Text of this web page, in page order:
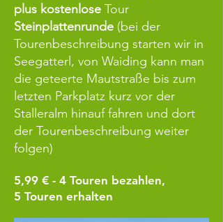
plus kostenlose Tour
Steinplattenrunde (bei der
Tourenbeschreibung starten wir in
Seegatterl, von Waiding kann man
die geteerte Mautstraße bis zum
letzten Parkplatz kurz vor der
Stalleralm hinauf fahren und dort
der Tourenbeschreibung weiter
folgen)
5,99 € - 4 Touren bezahlen,
5 Touren erhalten